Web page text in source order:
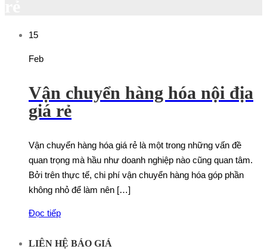
15
Feb
Vận chuyển hàng hóa nội địa
giá rẻ
Vận chuyển hàng hóa giá rẻ là một trong những vấn đề
quan trọng mà hầu như doanh nghiệp nào cũng quan tâm.
Bởi trên thực tế, chi phí vận chuyển hàng hóa góp phần
không nhỏ để làm nên […]
Đọc tiếp
LIÊN HỆ BÁO GIÁ